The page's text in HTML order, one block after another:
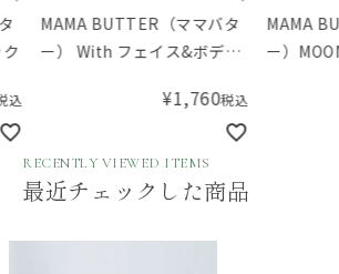
MAMA BUTTER（ママバタ
ー） With フェイス&ボディ
1,760税込
MAMA
ー）MOON
RECENTLY VIEWED ITEMS
最近チェックした商品